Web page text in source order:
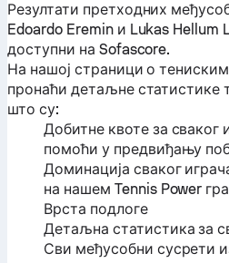
Резултати претходних
Edoardo Ereminи Lukas Hellum
доступни на Sofascore.
На нашој страници о
пронаћи детаљне статистике
што су:
Добитне квоте за сваког
помоћи у предвиђању
Доминација сваког
на нашем Tennis Power
Врста подлоге
Детаљна статистика за
Сви међусобни сусрети